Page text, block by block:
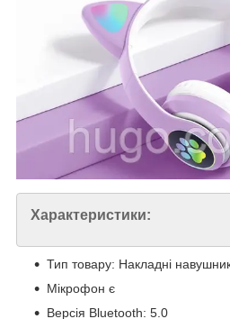
Характеристики:
Тип товару: Накладні
Мікрофон є
Версія Bluetooth: 5.0